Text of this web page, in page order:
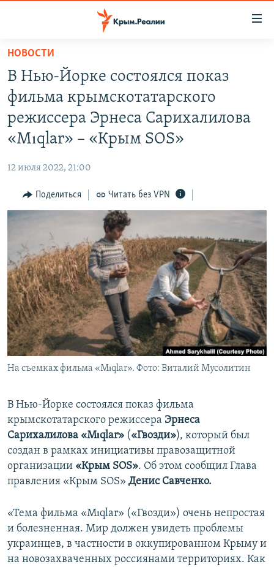
Вернуться
основному
содержанию
Вернутся
главной
Вернутся
поиску
СПЕЦПРОЕКТЫ
КАРТА ВОЕННЫХ ОБЪЕКТОВ КРЫМА
ВОДА
ИСТОРИЯ
ИНФОГРАФИКА
ТЕЛЕПРОЕКТ КРЫМ.РЕАЛИИ
СОВЕТЫ ПРАВОЗАЩИТНИКОВ
ПРОПАВШИЕ БЕЗ ВЕСТИ
ПОБЕДИТЕЛЕЙ НЕ СУДЯТ?
КРЫМ.НЕПОКОРЕННЫЙ
ELIFBE
УКРАИНСКАЯ ПРОБЛЕМА КРЫМА
РАДІО СВОБОДА
КАК ОБОЙТИ БЛОКИРОВКУ
Українською
Qırımtatar
ПРИСОЕДИНЯЙТЕСЬ!
Все сайты RFE/RL
НОВОСТИ
В Нью-Йорке состоялся показ
фильма крымскотатарского
режиссера Эрнеса Сарихалилова
«Mıqlar» – «Крым SOS»
12 июля 2022, 21:00
Поделиться Читать без VPN
На съемках фильма «Mıqlar». Фото: Виталий Мусолитин
В Нью-Йорке состоялся показ фильма
крымскотатарского режиссера Эрнеса
Сарихалилова «Mıqlar» («Гвозди»), который был
создан в рамках инициативы правозащитной
организации «Крым SOS». Об этом сообщил Глава
правления «Крым SOS» Денис Савченко.
«Тема фильма «Mıqlar» («Гвозди») очень непростая
и болезненная. Мир должен увидеть проблемы
украинцев, в частности в оккупированном Крыму и
на новозахваченных россиянами территориях. Как